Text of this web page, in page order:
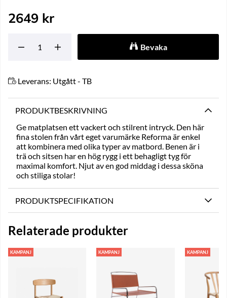
2649 kr
Bevaka
Leverans: Utgått - TB
PRODUKTBESKRIVNING
Ge matplatsen ett vackert och stilrent intryck. Den här
fina stolen från vårt eget varumärke Reforma är enkel
att kombinera med olika typer av matbord. Benen är i
trä och sitsen har en hög rygg i ett behagligt tyg för
maximal komfort. Njut av en god middag i dessa sköna
och stiliga stolar!
PRODUKTSPECIFIKATION
Relaterade produkter
KAMPANJ KAMPANJ KAMPANJ